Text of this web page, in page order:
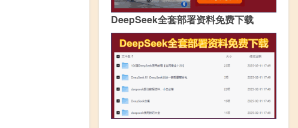
DeepSeek全套部署资料免费下载